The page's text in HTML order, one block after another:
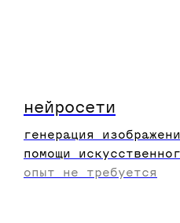
нейросети
генерация
помощи
опыт не требуется